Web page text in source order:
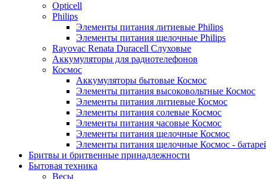
Opticell
Philips
Элементы питания литиевые Philips
Элементы питания щелочные Philips
Rayovac Renata Duracell Слуховые
Аккумуляторы для радиотелефонов
Космос
Аккумуляторы бытовые Космос
Элементы питания высоковольтные Космос
Элементы питания литиевые Космос
Элементы питания солевые Космос
Элементы питания часовые Космос
Элементы питания щелочные Космос
Элементы питания щелочные Космос -
Бритвы и бритвенные принадлежности
Бытовая техника
Весы